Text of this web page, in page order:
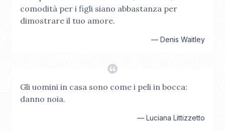
comodità per i figli siano abbastanza per
dimostrare il tuo amore.
— Denis Waitley
Gli uomini in casa sono come i peli in bocca:
danno noia.
— Luciana Littizzetto